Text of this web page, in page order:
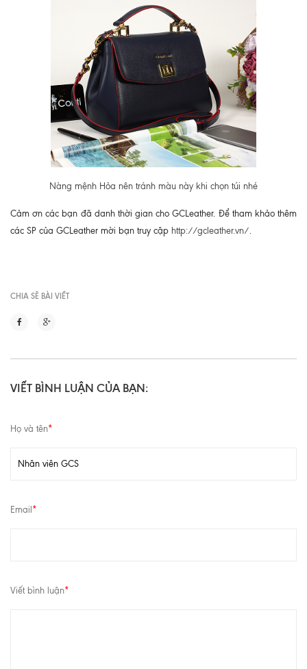
Nàng mệnh Hỏa nên tránh màu này khi chọn túi nhé
Cảm ơn các bạn đã danh thời gian cho GCLeather. Để tham khảo thêm
các SP của GCLeather mời bạn truy cập http://gcleather.vn/
CHIA SẼ BÀI VIẾT
VIẾT BÌNH LUẬN CỦA BẠN:
Họ và tên*
Email *
Viết bình luận*